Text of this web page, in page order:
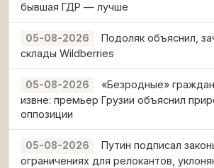
бывшая ГДР — лучше
05-08-2026
Подоляк объяснил,
склады Wildberries
05-08-2026
«Безродные»
извне: премьер Грузии объяснил
оппозиции
05-08-2026
Путин подписал
ограничениях для релокантов,